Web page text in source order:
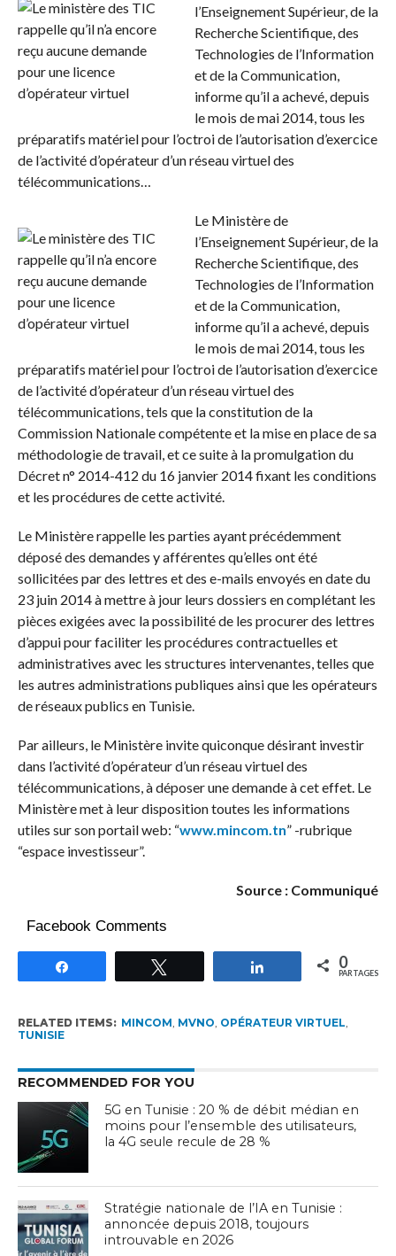
l’Enseignement Supérieur, de la
Recherche Scientifique, des
Technologies de l’Information
et de la Communication,
informe qu’il a achevé, depuis
le mois de mai 2014, tous les
préparatifs matériel pour l’octroi de l’autorisation d’exercice
de l’activité d’opérateur d’un réseau virtuel des
télécommunications…
Le Ministère de
l’Enseignement Supérieur, de la
Recherche Scientifique, des
Technologies de l’Information
et de la Communication,
informe qu’il a achevé, depuis
le mois de mai 2014, tous les
préparatifs matériel pour l’octroi de l’autorisation d’exercice
de l’activité d’opérateur d’un réseau virtuel des
télécommunications, tels que la constitution de la
Commission Nationale compétente et la mise en place de sa
méthodologie de travail, et ce suite à la promulgation du
Décret n° 2014-412 du 16 janvier 2014 fixant les conditions
et les procédures de cette activité.
Le Ministère rappelle les parties ayant précédemment
déposé des demandes y afférentes qu’elles ont été
sollicitées par des lettres et des e-mails envoyés en date du
23 juin 2014 à mettre à jour leurs dossiers en complétant les
pièces exigées avec la possibilité de les procurer des lettres
d’appui pour faciliter les procédures contractuelles et
administratives avec les structures intervenantes, telles que
les autres administrations publiques ainsi que les opérateurs
de réseaux publics en Tunisie.
Par ailleurs, le Ministère invite quiconque désirant investir
dans l’activité d’opérateur d’un réseau virtuel des
télécommunications, à déposer une demande à cet effet. Le
Ministère met à leur disposition toutes les informations
utiles sur son portail web: “www.mincom.tn” -rubrique
“espace investisseur”.
Source : Communiqué
Facebook Comments
Partagez 0
PARTAGES
RELATED ITEMS: MINCOM, MVNO, OPÉRATEUR VIRTUEL,
TUNISIE
RECOMMENDED FOR YOU
5G en Tunisie : 20 % de débit médian en
moins pour l’ensemble des utilisateurs,
la 4G seule recule de 28 %
Stratégie nationale de l’IA en Tunisie :
annoncée depuis 2018, toujours
introuvable en 2026